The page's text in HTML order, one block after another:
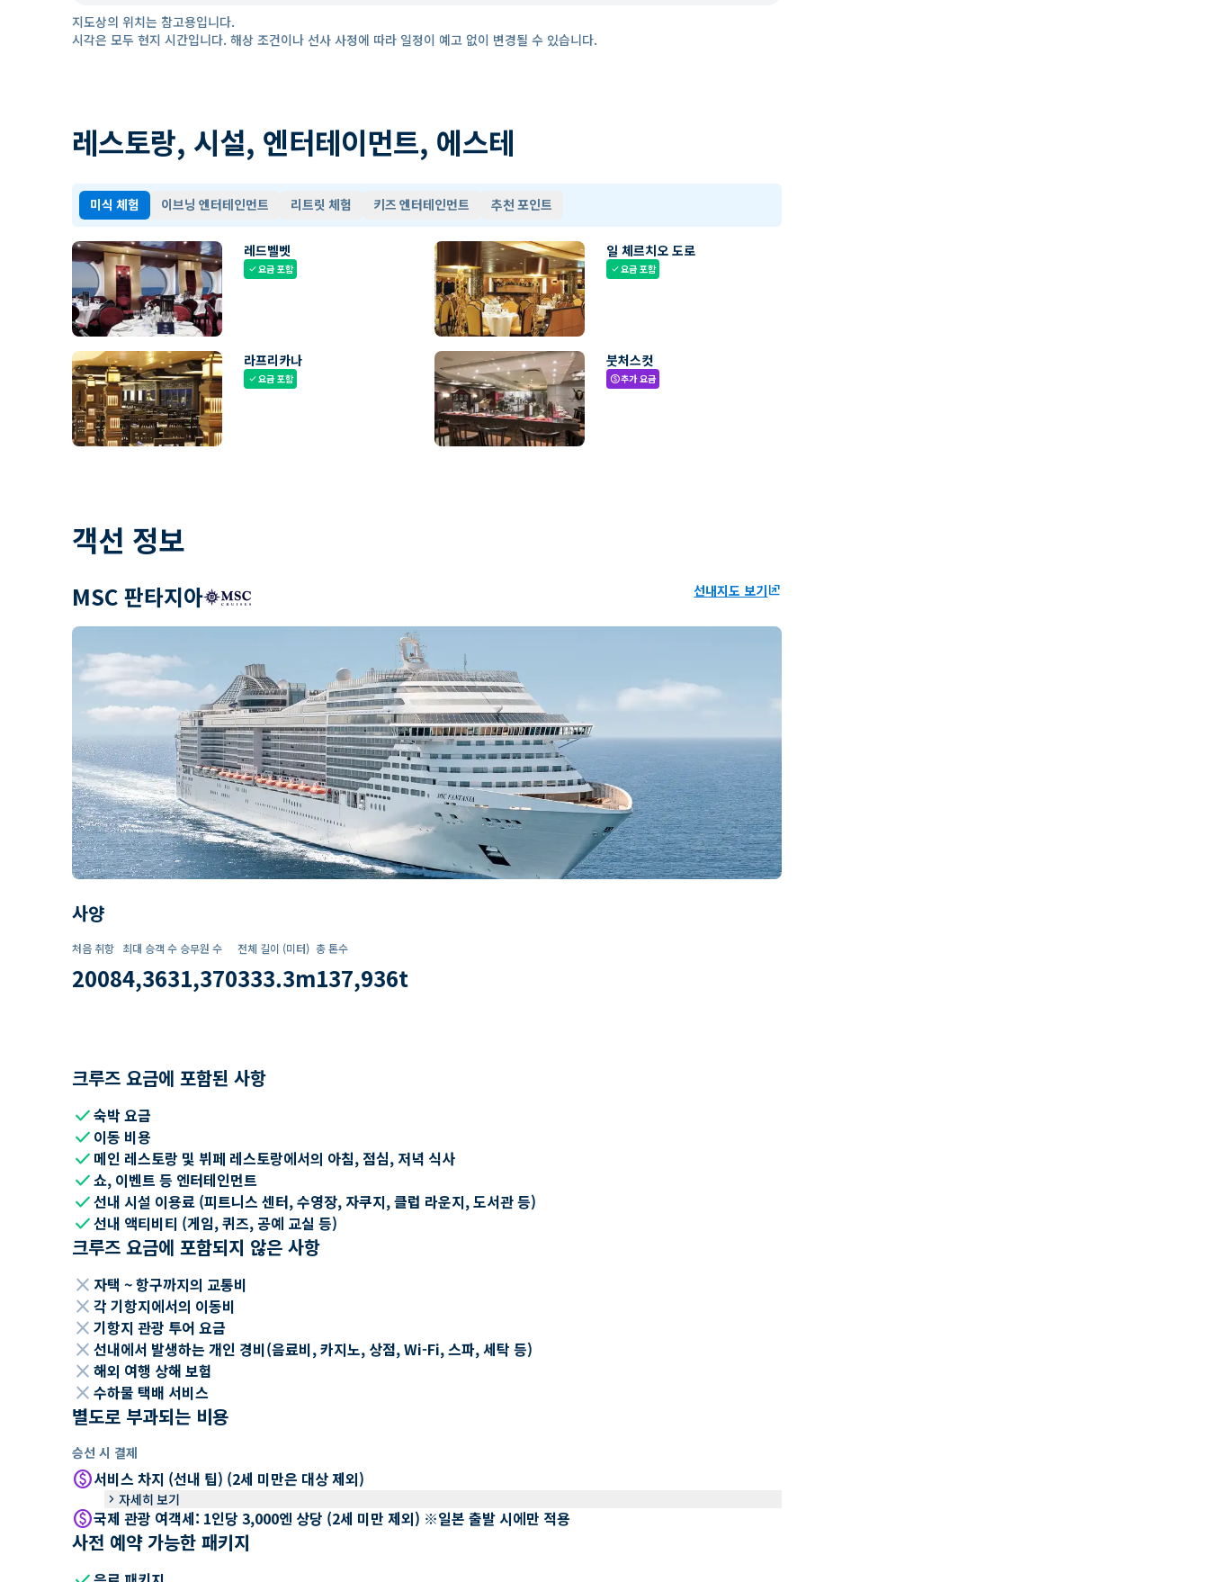
지도상의 위치는 참고용입니다.
시각은 모두 현지 시간입니다. 해상 조건이나 선사 사정에 따라 일정이 예고 없이 변경될 수 있습니다.
레스토랑, 시설, 엔터테이먼트, 에스테
미식 체험 이브닝 엔터테인먼트 리트릿 체험 키즈 엔터테인먼트 추천 포인트
레드벨벳
check요금 포함
일 체르치오 도로
check요금 포함
라프리카나
check요금 포함
붓처스컷
paid추가 요금
객선 정보
MSC 판타지아 선내지도 보기ungroup
사양
처음 취항
2008
최대 승객 수
4,363
승무원 수
1,370
전체 길이 (미터)
333.3m
총 톤수
137,936t
크루즈 요금에 포함된 사항
check숙박 요금
check 이동 비용
check 메인 레스토랑 및 뷔페 레스토랑에서의 아침, 점심, 저녁 식사
check쇼, 이벤트 등 엔터테인먼트
check선내 시설 이용료 (피트니스 센터, 수영장, 자쿠지, 클럽 라운지, 도서관 등)
check선내 액티비티 (게임, 퀴즈, 공예 교실 등)
크루즈 요금에 포함되지 않은 사항
close 자택 ~ 항구까지의 교통비
close 각 기항지에서의 이동비
close 기항지 관광 투어 요금
close 선내에서 발생하는 개인 경비(음료비, 카지노, 상점, Wi-Fi, 스파, 세탁 등)
close 해외 여행 상해 보험
close 수하물 택배 서비스
별도로 부과되는 비용
승선 시 결제
paid서비스 차지 (선내 팁) (2세 미만은 대상 제외)
keyboard_arrow_right 자세히 보기
paid국제 관광 여객세: 1인당 3,000엔 상당 (2세 미만 제외) ※일본 출발 시에만 적용
사전 예약 가능한 패키지